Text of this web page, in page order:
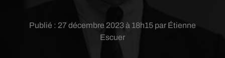
Publié : 27 décembre 2023 à 18h15 par Étienne
Escuer